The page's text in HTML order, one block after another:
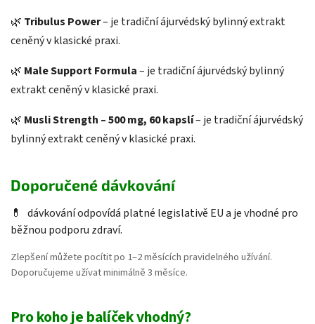
🌿 Tribulus Power– je tradiční ájurvédský bylinný extrakt
ceněný v klasické praxi.
🌿 Male Support Formula– je tradiční ájurvédský bylinný
extrakt ceněný v klasické praxi.
🌿 Musli Strength – 500 mg, 60 kapslí– je tradiční ájurvédský
bylinný extrakt ceněný v klasické praxi.
Doporučené dávkování
💊
dávkování odpovídá platné legislativě EU a je vhodné pro
běžnou podporu zdraví.
Zlepšení můžete pocítit po 1–2 měsících pravidelného užívání.
Doporučujeme užívat minimálně 3 měsíce.
Pro koho je balíček vhodný?